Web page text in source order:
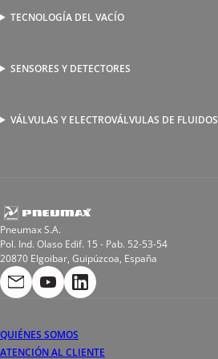
Válvulas complementarias
Racores rápidos
Reguladores de caudal
Racores para soldadura
TECNOLOGÍA DEL VACÍO
Ventosas
Válvulas y electroválvulas
SENSORES Y DETECTORES
Detectores magnéticos
VÁLVULAS Y ELECTROVÁLVULAS DE FLUIDOS
Electroválvulas de acción directa
Bobinas
Pneumax S.A.
Pol. Ind. Olaso Edif. 15 - Pab. 52-53-54
20870 Elgoibar, Guipúzcoa, España
QUIÉNES SOMOS
ATENCIÓN AL CLIENTE